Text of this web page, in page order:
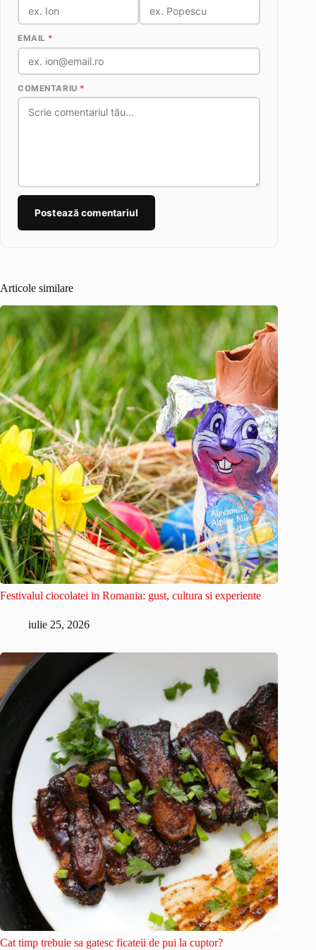
EMAIL *
COMENTARIU *
Postează comentariul
Articole similare
Festivalul ciocolatei in Romania: gust, cultura si experiente
iulie 25, 2026
Cat timp trebuie sa gatesc ficateii de pui la cuptor?